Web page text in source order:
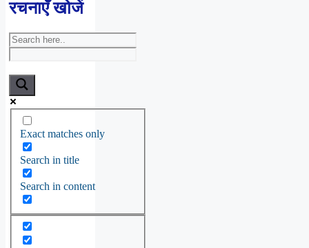
रचनाएँ खोजें
Exact matches only
Search in title
Search in content